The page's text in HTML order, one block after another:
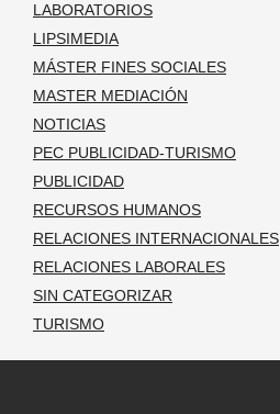
LABORATORIOS
LIPSIMEDIA
MÁSTER FINES SOCIALES
MASTER MEDIACIÓN
NOTICIAS
PEC PUBLICIDAD-TURISMO
PUBLICIDAD
RECURSOS HUMANOS
RELACIONES INTERNACIONALES
RELACIONES LABORALES
SIN CATEGORIZAR
TURISMO